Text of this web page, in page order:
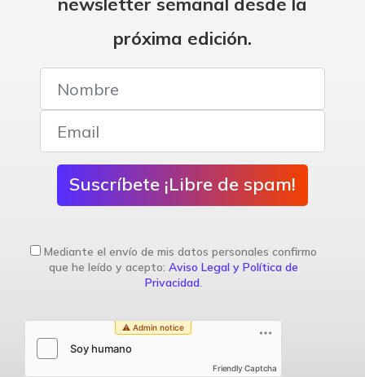
próxima edición.
Suscríbete ¡Libre de spam!
Mediante el envío de mis datos personales confirmo
que he leído y acepto: Aviso Legal y Política de
Privacidad.
Friendly Captcha